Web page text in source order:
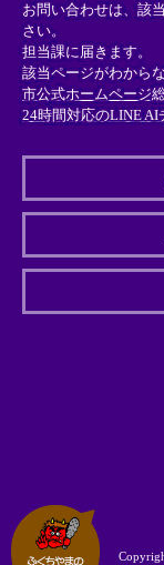
お問い合わせは、該
さい。
担当課に届きます。
該当ページがわから
市公式ホームページ
24時間対応のLINE
外
リ
ン
＞